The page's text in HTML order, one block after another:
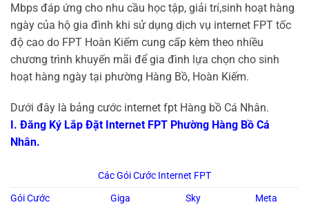
Mbps đáp ứng cho nhu cầu học tập, giải trí,sinh hoạt hàng
ngày của hộ gia đình khi sử dụng dịch vụ internet FPT tốc
độ cao do FPT Hoàn Kiếm cung cấp kèm theo nhiều
chương trình khuyến mãi để gia đình lựa chọn cho sinh
hoạt hàng ngày tại phường Hàng Bồ, Hoàn Kiếm.
Dưới đây là bảng cước internet fpt Hàng bồ Cá Nhân.
I. Đăng Ký Lắp Đặt Internet FPT Phường Hàng Bồ Cá
Nhân.
Các Gói Cước Internet FPT
Gói Cước
Giga Sky
Meta